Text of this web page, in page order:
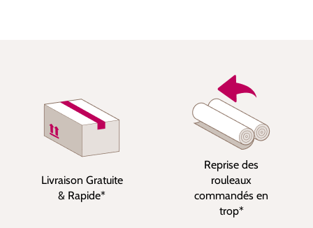
Livraison Gratuite
& Rapide*
Reprise des
rouleaux
commandés en
trop*